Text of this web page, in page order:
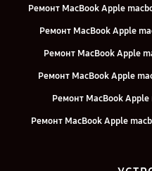
Ремонт MacBook Apple
Ремонт MacBook Apple
Ремонт MacBook Apple
Ремонт MacBook Apple
Ремонт MacBook Apple
Ремонт MacBook Apple